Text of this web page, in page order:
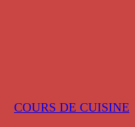
COURS DE CUISINE